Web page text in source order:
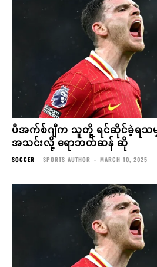
ပီအက်စ်ဂျီက သူတို့ ရင်ဆိုင်ခဲ့ရသမ
အသင်းလို့ ရောဘတ်ဆန် ဆို
SOCCER SPORTS AUTHOR - MARCH 10, 2025